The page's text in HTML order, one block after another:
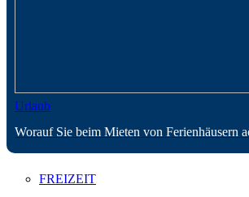
Urlaub
Worauf Sie beim Mieten von Ferienhäusern
FREIZEIT